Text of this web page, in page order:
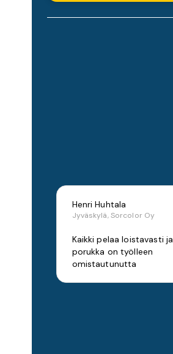
Henri Huhtala
Jyväskylä, Sorcolor Oy
Kaikki pelaa loistavasti ja
porukka on työlleen
omistautunutta